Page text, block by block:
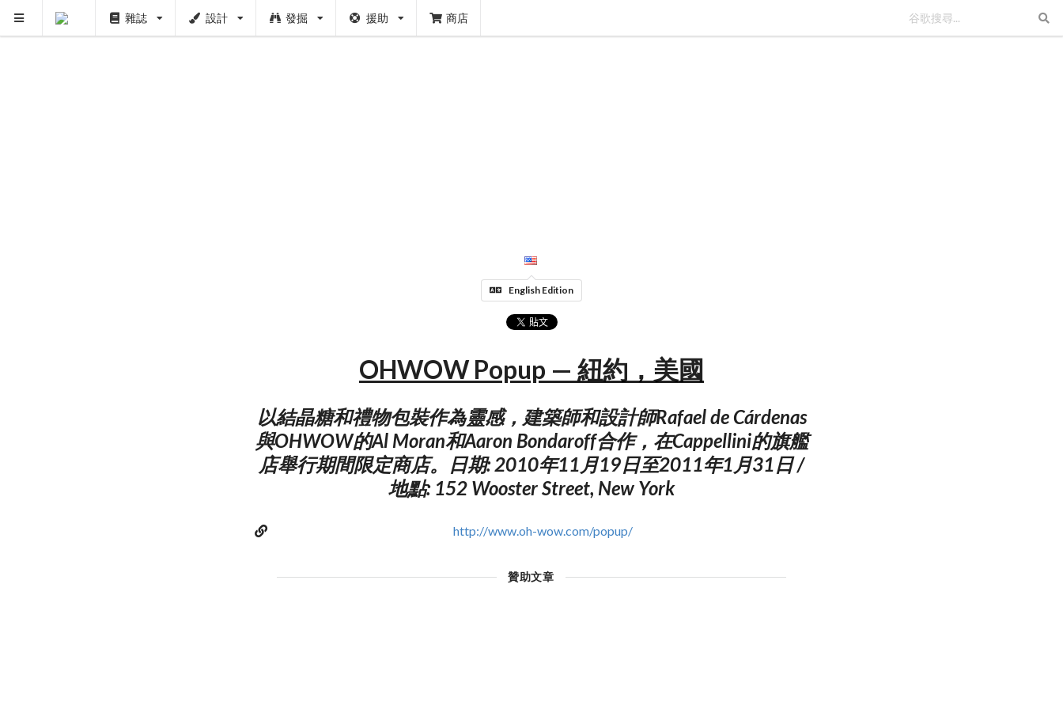
雜誌 設計 發掘 援助 商店
English Edition
OHWOW Popup — 紐約，美國
以結晶糖和禮物包裝作為靈感，建築師和設計師Rafael de Cárdenas
與OHWOW的Al Moran和Aaron Bondaroff合作，在Cappellini的旗艦
店舉行期間限定商店。日期: 2010年11月19日至2011年1月31日 /
地點: 152 Wooster Street, New York
http://www.oh-wow.com/popup/
贊助文章